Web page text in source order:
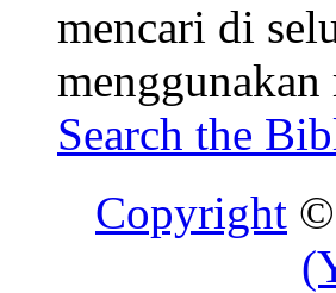
mencari di
Search the
Copyright